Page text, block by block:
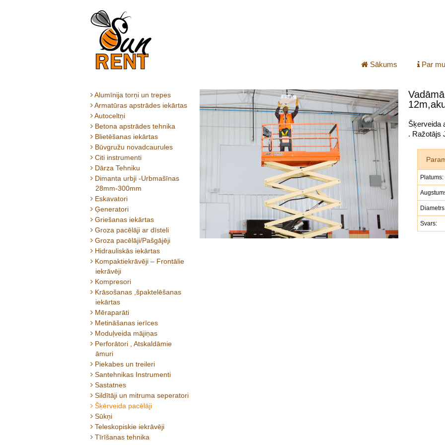
Sākums Par
Alumīnija torņi un trepes
Armatūras apstrādes iekārtas
Autoceltņi
Betona apstrādes tehnika
Blietēšanas iekārtas
Būvgružu novadcaurules
Citi instrumenti
Dārza Tehniku
Dimanta urbji -Urbmašīnas
28mm-300mm
Eskavatori
Ģeneratori
Griešanas iekārtas
Groza pacēlāji ar dīsteli
Groza pacēlāji/Pašgājēji
Hidrauliskās iekārtas
Kompaktiekrāvēji – Frontālie
iekrāvēji
Kompresori
Krāsošanas ,špaktelēšanas
iekārtas
Mēraparāti
Metināšanas ierīces
Moduļveida mājiņas
Perforātori , Atskaldāmie
āmuri
Piekabes un treileri
Santehnikas Instrumenti
Sastatnes
Sildītāji un mitruma seperatori
Šķērveida pacēlāji
Sūkņi
Teleskopiskie iekrāvēji
Tīrīšanas tehnika
Šķerveida
. Ražotājs
Platums:
Svars: